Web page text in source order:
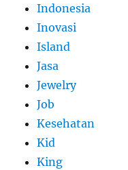
Indonesia
Inovasi
Island
Jasa
Jewelry
Job
Kesehatan
Kid
King